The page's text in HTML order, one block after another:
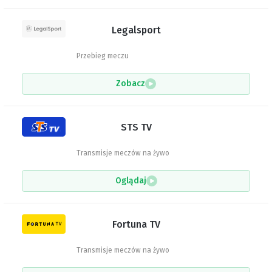
Legalsport
Przebieg meczu
Zobacz
STS TV
Transmisje meczów na żywo
Oglądaj
Fortuna TV
Transmisje meczów na żywo